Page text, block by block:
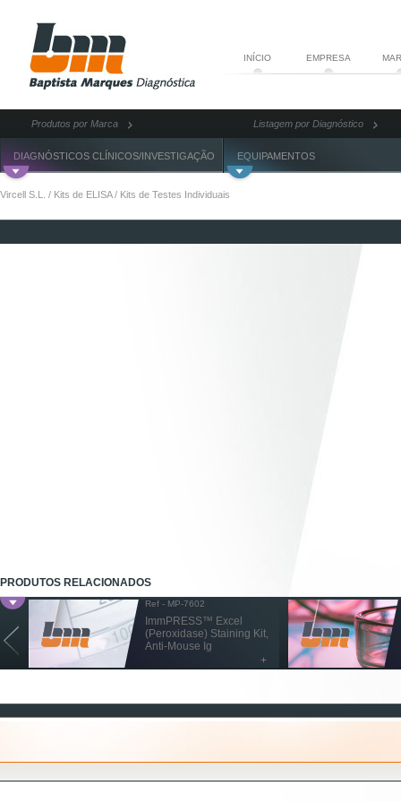
INÍCIO EMPRESA
Produtos por Marca Listagem por Diagnóstico
DIAGNÓSTICOS CLÍNICOS/INVESTIGAÇÃO EQUIPAMENTOS
Vircell S.L. / Kits de ELISA/ Kits de Testes Individuais
PRODUTOS RELACIONADOS
Ref - MP-7602
ImmPRESS™ Excel
(Peroxidase) Staining Kit,
Anti-Mouse Ig
+